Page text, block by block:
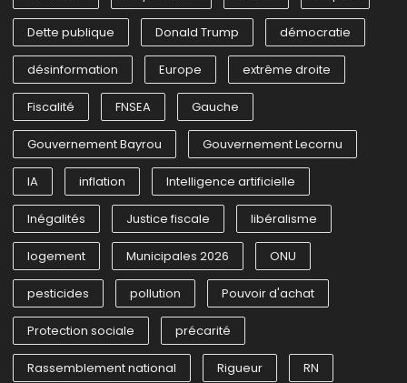
Dette publique Donald Trump démocratie
désinformation Europe extrême droite
Fiscalité FNSEA Gauche
Gouvernement Bayrou Gouvernement Lecornu
IA inflation Intelligence artificielle
Inégalités Justice fiscale libéralisme
logement Municipales 2026 ONU
pesticides pollution Pouvoir d'achat
Protection sociale précarité
Rassemblement national Rigueur RN